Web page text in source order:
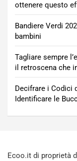
ottenere questo
Bandiere Verdi
bambini
Tagliare sempre
il retroscena che
Decifrare i Codici
Identificare le
Ecoo.it di proprietà